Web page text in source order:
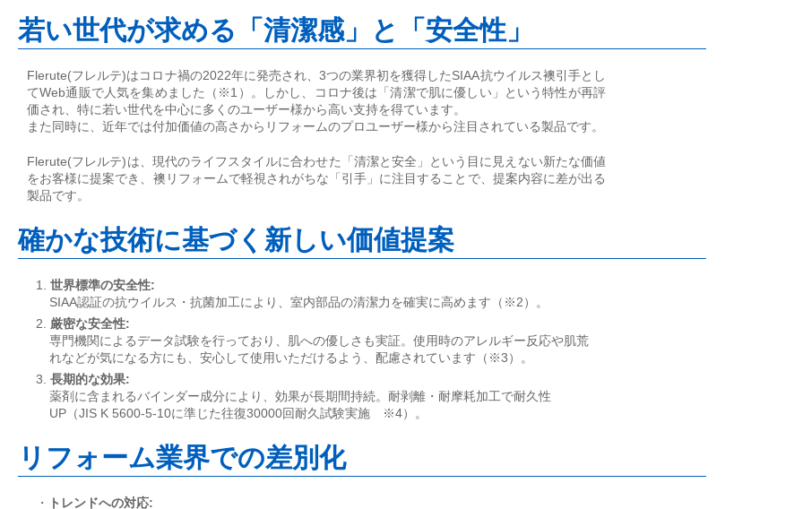
若い世代が求める「清潔感」と「安全性」
Flerute(フレルテ)はコロナ禍の2022年に発売され、3つの業界初を獲得したSIAA抗ウイルス襖引手とし
てWeb通販で人気を集めました（※1）。しかし、コロナ後は「清潔で肌に優しい」という特性が再評
価され、特に若い世代を中心に多くのユーザー様から高い支持を得ています。
また同時に、近年では付加価値の高さからリフォームのプロユーザー様から注目されている製品です。
Flerute(フレルテ)は、現代のライフスタイルに合わせた「清潔と安全」という目に見えない新たな価値
をお客様に提案でき、襖リフォームで軽視されがちな「引手」に注目することで、提案内容に差が出る
製品です。
確かな技術に基づく新しい価値提案
1.世界標準の安全性:
SIAA認証の抗ウイルス・抗菌加工により、室内部品の清潔力を確実に高めます（※2）。
2. 厳密な安全性:
専門機関によるデータ試験を行っており、肌への優しさも実証。使用時のアレルギー反応や肌荒
れなどが気になる方にも、安心して使用いただけるよう、配慮されています（※3）。
3.長期的な効果:
薬剤に含まれるバインダー成分により、効果が長期間持続。耐剥離・耐摩耗加工で耐久性
UP（JIS K 5600-5-10に準じた往復30000回耐久試験実施 ※4）。
リフォーム業界での差別化
・
トレンドへの対応: